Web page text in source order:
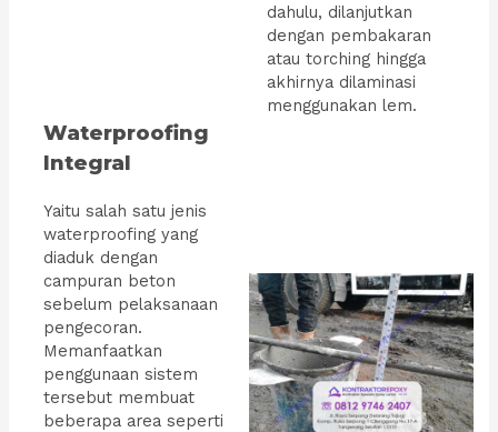
dahulu, dilanjutkan
dengan pembakaran
atau torching hingga
akhirnya dilaminasi
menggunakan lem.
Waterproofing
Integral
Yaitu salah satu jenis
waterproofing yang
diaduk dengan
campuran beton
sebelum pelaksanaan
pengecoran.
Memanfaatkan
penggunaan sistem
tersebut membuat
beberapa area seperti